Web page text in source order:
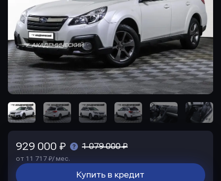
929 000 ₽ 1 079 000 ₽
от 11 717 ₽/ мес.
Купить в кредит